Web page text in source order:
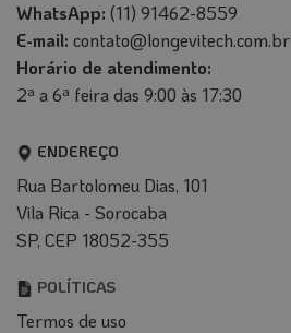
WhatsApp: (11) 91462-8559
E-mail: contato@longevitech.com.br
Horário de atendimento:
2ª a 6ª feira das 9:00 às 17:30
ENDEREÇO
Rua Bartolomeu Dias, 101
Vila Rica - Sorocaba
SP, CEP 18052-355
POLÍTICAS
Termos de uso